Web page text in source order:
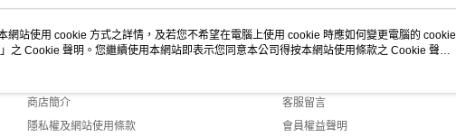
關於我們
商店簡介
隱私權及網站使用條款
客服資訊
客服留言
會員權益聲明
網站使用 cookie 方式之詳情，及若您不希望在電腦上使用 cookie 時應如何變更電腦的 cookie
」之 Cookie 聲明。您繼續使用本網站即表示您同意本公司得按本網站使用條款之 Cookie 聲明